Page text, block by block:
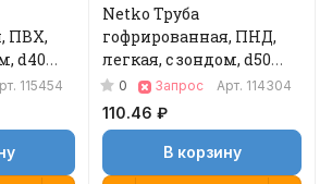
ПВХ,
d40
115454
Netko Труба
гофрированная, ПНД,
легкая, с зондом, d50
мм, черная, 30м "С"
0 Запрос Арт. 114304
110.46 ₽
В корзину